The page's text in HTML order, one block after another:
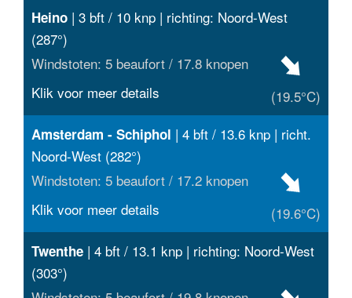
Heino | 3 bft / 10 knp | richting: Noord-West
(287°)
Windstoten: 5 beaufort / 17.8 knopen
(19.5°C)
Klik voor meer details
Amsterdam - Schiphol | 4 bft / 13.6 knp | richt.
Noord-West (282°)
Windstoten: 5 beaufort / 17.2 knopen
(19.6°C)
Klik voor meer details
Twenthe | 4 bft / 13.1 knp | richting: Noord-West
(303°)